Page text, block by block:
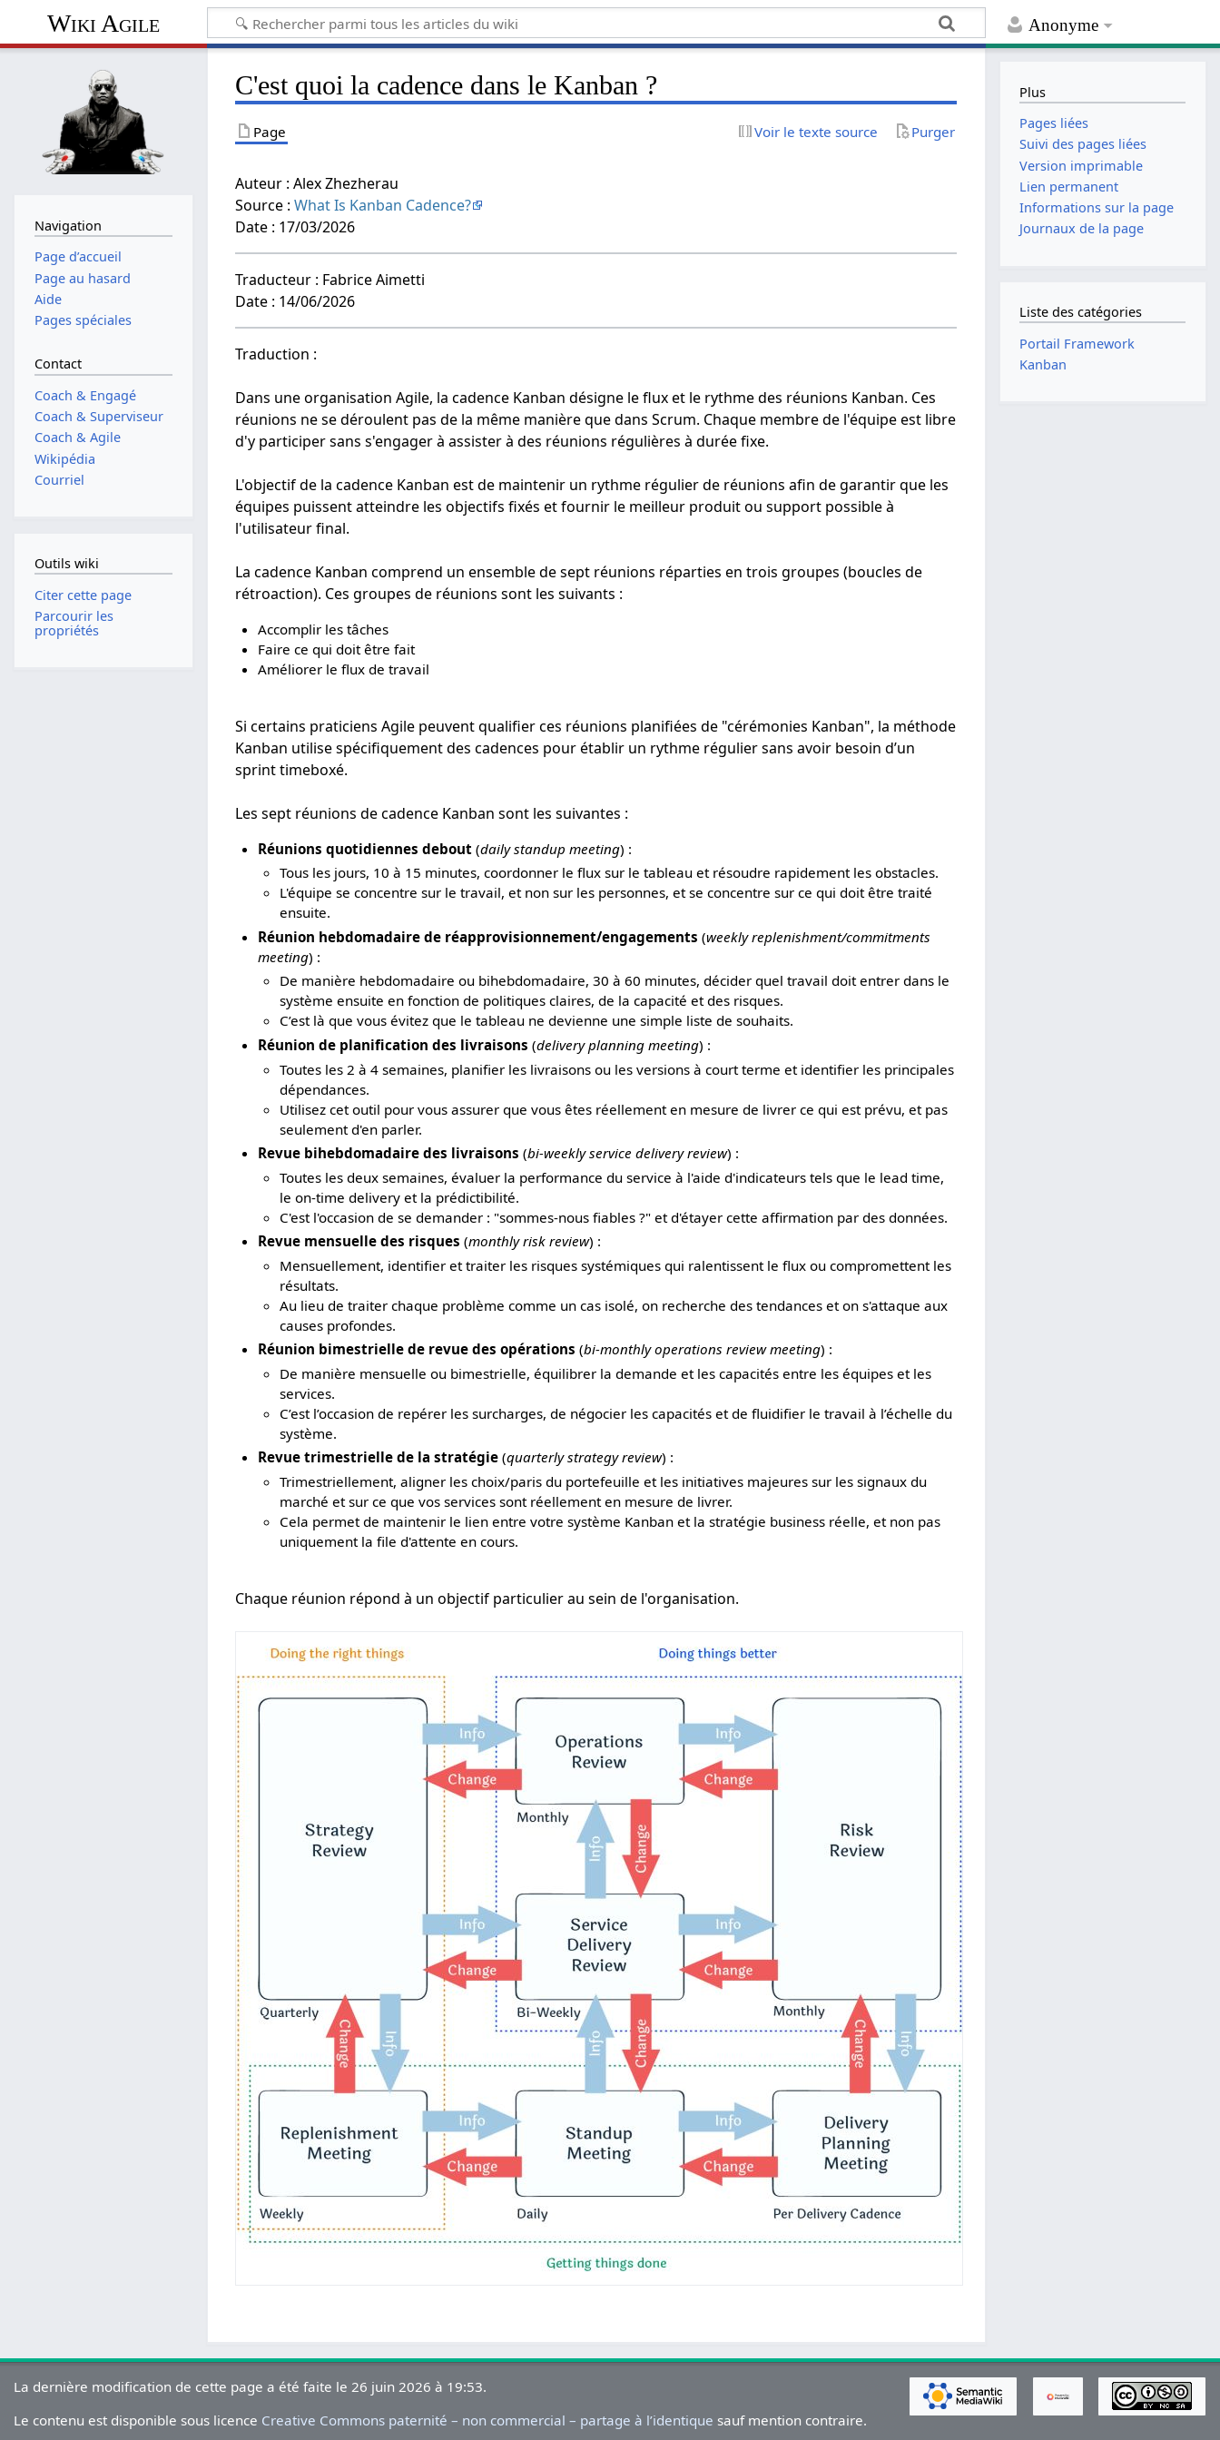
Anonyme
Wiki Agile
C'est quoi la cadence dans le Kanban ?
Page Voir le texte source Purger
Auteur : Alex Zhezherau
Source :What Is Kanban Cadence?
Date : 17/03/2026
Traducteur : Fabrice Aimetti
Date : 14/06/2026
Traduction :
Dans une organisation Agile, la cadence Kanban désigne le flux et le rythme des réunions Kanban. Ces
réunions ne se déroulent pas de la même manière que dans Scrum. Chaque membre de l'équipe est libre
d'y participer sans s'engager à assister à des réunions régulières à durée fixe.
L'objectif de la cadence Kanban est de maintenir un rythme régulier de réunions afin de garantir que les
équipes puissent atteindre les objectifs fixés et fournir le meilleur produit ou support possible à
l'utilisateur final.
La cadence Kanban comprend un ensemble de sept réunions réparties en trois groupes (boucles de
rétroaction). Ces groupes de réunions sont les suivants :
Accomplir les tâches
Faire ce qui doit être fait
Améliorer le flux de travail
Si certains praticiens Agile peuvent qualifier ces réunions planifiées de "cérémonies Kanban", la méthode
Kanban utilise spécifiquement des cadences pour établir un rythme régulier sans avoir besoin d’un
sprint timeboxé.
Les sept réunions de cadence Kanban sont les suivantes :
Réunions quotidiennes debout(daily standup meeting) :
Tous les jours, 10 à 15 minutes, coordonner le flux sur le tableau et résoudre rapidement les obstacles.
L'équipe se concentre sur le travail, et non sur les personnes, et se concentre sur ce qui doit être traité
ensuite.
Réunion hebdomadaire de réapprovisionnement/engagements (weekly replenishment/commitments
meeting) :
De manière hebdomadaire ou bihebdomadaire, 30 à 60 minutes, décider quel travail doit entrer dans le
système ensuite en fonction de politiques claires, de la capacité et des risques.
C’est là que vous évitez que le tableau ne devienne une simple liste de souhaits.
Réunion de planification des livraisons (delivery planning meeting) :
Toutes les 2 à 4 semaines, planifier les livraisons ou les versions à court terme et identifier les principales
dépendances.
Utilisez cet outil pour vous assurer que vous êtes réellement en mesure de livrer ce qui est prévu, et pas
seulement d'en parler.
Revue bihebdomadaire des livraisons (bi-weekly service delivery review) :
Toutes les deux semaines, évaluer la performance du service à l'aide d'indicateurs tels que le lead time,
le on-time delivery et la prédictibilité.
C'est l'occasion de se demander : "sommes-nous fiables ?" et d'étayer cette affirmation par des données.
Revue mensuelle des risques (monthly risk review) :
Mensuellement, identifier et traiter les risques systémiques qui ralentissent le flux ou compromettent les
résultats.
Au lieu de traiter chaque problème comme un cas isolé, on recherche des tendances et on s'attaque aux
causes profondes.
Réunion bimestrielle de revue des opérations (bi-monthly operations review meeting) :
De manière mensuelle ou bimestrielle, équilibrer la demande et les capacités entre les équipes et les
services.
C’est l’occasion de repérer les surcharges, de négocier les capacités et de fluidifier le travail à l’échelle du
système.
Revue trimestrielle de la stratégie(quarterly strategy review) :
Trimestriellement, aligner les choix/paris du portefeuille et les initiatives majeures sur les signaux du
marché et sur ce que vos services sont réellement en mesure de livrer.
Cela permet de maintenir le lien entre votre système Kanban et la stratégie business réelle, et non pas
uniquement la file d'attente en cours.
Chaque réunion répond à un objectif particulier au sein de l'organisation.
Navigation
Page d’accueil
Page au hasard
Aide
Pages spéciales
Contact
Coach & Engagé
Coach & Superviseur
Coach & Agile
Wikipédia
Courriel
Outils wiki
Citer cette page
Parcourir les
propriétés
Plus
Pages liées
Suivi des pages liées
Version imprimable
Lien permanent
Informations sur la page
Journaux de la page
Liste des catégories
Portail Framework
Kanban
La dernière modification de cette page a été faite le 26 juin 2026 à 19:53.
Le contenu est disponible sous licence Creative Commons paternité – non commercial – partage à l’identique sauf mention contraire.